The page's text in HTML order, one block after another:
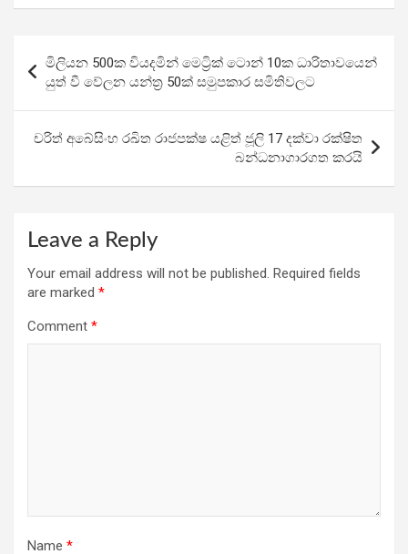
ce
b
o
o
k
tt
er
at
s
A
p
p
e
gr
a
m
ar
e
navigation
මිලියන 500ක වියදමින් මෙට්‍රික් ටොන් 10ක ධාරිතාවයෙන්
යුත් වී වේලන යන්ත්‍ර 50ක් සමුපකාර සමිතිවලට
චරිත් අබේසිංහ රඛිත රාජපක්ෂ යළිත් ජූලි 17 දක්වා රක්ෂිත
බන්ධනාගාරගත කරයි
Leave a Reply
Your email address will not be published. Required fields
are marked *
Comment *
Name *